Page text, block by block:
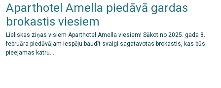
Aparthotel Amella piedāvā gardas
brokastis viesiem
Lieliskas ziņas visiem Aparthotel Amella viesiem! Sākot no 2025. gada 8.
februāra piedāvājam iespēju baudīt svaigi sagatavotas brokastis, kas būs
pieejamas katru...